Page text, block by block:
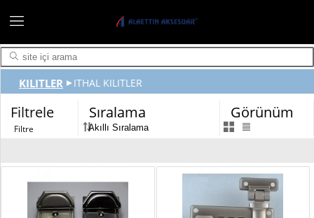
KILITLER ITHAL KILITLER
Görünüm
Sıralama
Filtrele